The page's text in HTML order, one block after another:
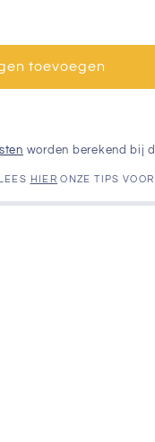
toevoegen
worden berekend bij
HIER ONZE TIPS